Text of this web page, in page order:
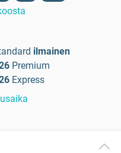
ilmainen
Premium
Express